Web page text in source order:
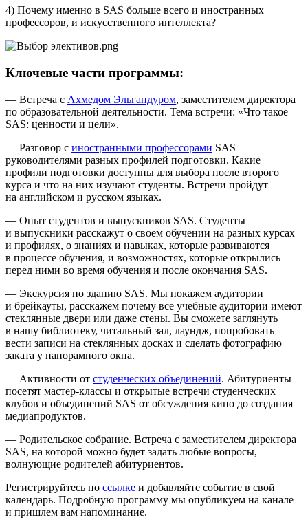
4) Почему именно в SAS больше всего и иностранных
профессоров, и искусственного интеллекта?
Ключевые части программы:
— Встреча с Ахмедом Эльгандуром, заместителем директора
по образовательной деятельности. Тема встречи: «Что такое
SAS: ценности и цели».
— Разговор с иностранными профессорами SAS —
руководителями разных профилей подготовки. Какие
профили подготовки доступны для выбора после второго
курса и что на них изучают студенты. Встречи пройдут
на английском и русском языках.
— Опыт студентов и выпускников SAS. Студенты
и выпускники расскажут о своем обучении на разных курсах
и профилях, о знаниях и навыках, которые развиваются
в процессе обучения, и возможностях, которые открылись
перед ними во время обучения и после окончания SAS.
— Экскурсия по зданию SAS. Мы покажем аудитории
и брейкауты, расскажем почему все учебные аудитории имеют
стеклянные двери или даже стены. Вы сможете заглянуть
в нашу библиотеку, читальный зал, лаундж, попробовать
вести записи на стеклянных досках и сделать фотографию
заката у панорамного окна.
— Активности от студенческих объединений. Абитуриенты
посетят мастер-классы и открытые встречи студенческих
клубов и объединений SAS от обсуждения кино до создания
медиапродуктов.
— Родительское собрание. Встреча c заместителем директора
SAS, на которой можно будет задать любые вопросы,
волнующие родителей абитуриентов.
Регистрируйтесь по ссылке и добавляйте событие в свой
календарь. Подробную программу мы опубликуем на канале
и пришлем вам напоминание.